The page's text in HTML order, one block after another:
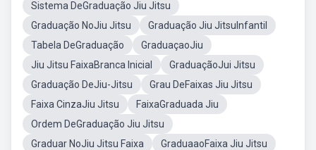
Sistema DeGraduação Jiu Jitsu
Graduação NoJiu Jitsu
Graduação Jiu JitsuInfantil
Tabela DeGraduação
GraduaçaoJiu
Jiu Jitsu FaixaBranca Inicial
GraduaçãoJui Jitsu
Graduação DeJiu-Jitsu
Grau DeFaixas Jiu Jitsu
Faixa CinzaJiu Jitsu
FaixaGraduada Jiu
Ordem DeGraduação Jiu Jitsu
Graduar NoJiu Jitsu Faixa
GraduaaoFaixa Jiu Jitsu